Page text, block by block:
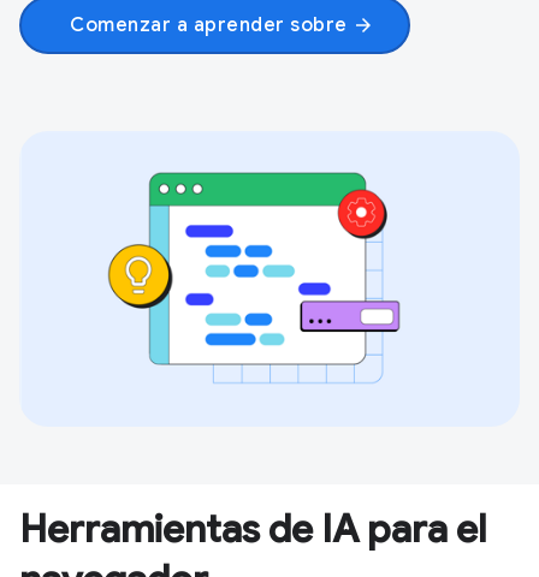
Comenzar a aprender sobre arrow_forward
Herramientas de IA para el